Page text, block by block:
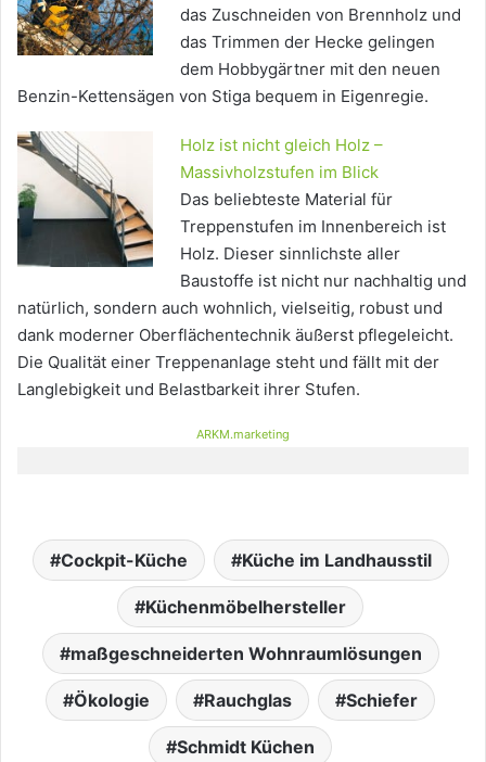
das Zuschneiden von Brennholz und
das Trimmen der Hecke gelingen
dem Hobbygärtner mit den neuen
Benzin-Kettensägen von Stiga bequem in Eigenregie.
Holz ist nicht gleich Holz –
Massivholzstufen im Blick
Das beliebteste Material für
Treppenstufen im Innenbereich ist
Holz. Dieser sinnlichste aller
Baustoffe ist nicht nur nachhaltig und
natürlich, sondern auch wohnlich, vielseitig, robust und
dank moderner Oberflächentechnik äußerst pflegeleicht.
Die Qualität einer Treppenanlage steht und fällt mit der
Langlebigkeit und Belastbarkeit ihrer Stufen.
ARKM.marketing
Cockpit-Küche Küche im Landhausstil
Küchenmöbelhersteller
maßgeschneiderten Wohnraumlösungen
Ökologie Rauchglas Schiefer
Schmidt Küchen